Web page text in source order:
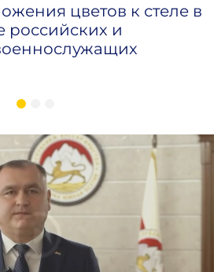
цветов к стеле в
российских и